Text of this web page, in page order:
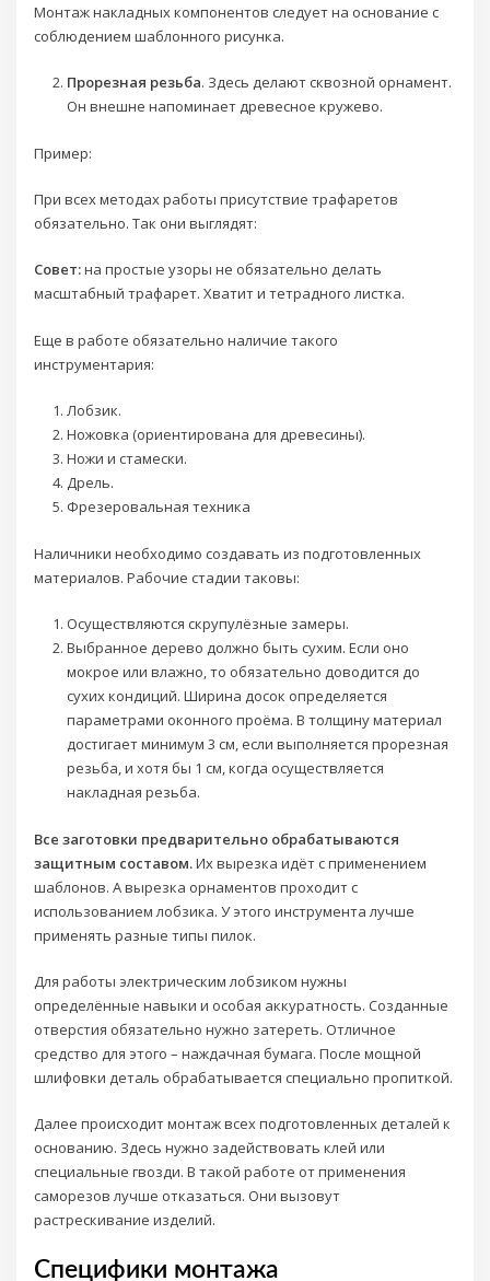
Монтаж накладных компонентов следует на основание с
соблюдением шаблонного рисунка.
Прорезная резьба. Здесь делают сквозной орнамент.
Он внешне напоминает древесное кружево.
Пример:
При всех методах работы присутствие трафаретов
обязательно. Так они выглядят:
Совет:на простые узоры не обязательно делать
масштабный трафарет. Хватит и тетрадного листка.
Еще в работе обязательно наличие такого
инструментария:
Лобзик.
Ножовка (ориентирована для древесины).
Ножи и стамески.
Дрель.
Фрезеровальная техника
Наличники необходимо создавать из подготовленных
материалов. Рабочие стадии таковы:
Осуществляются скрупулёзные замеры.
Выбранное дерево должно быть сухим. Если оно
мокрое или влажно, то обязательно доводится до
сухих кондиций. Ширина досок определяется
параметрами оконного проёма. В толщину материал
достигает минимум 3 см, если выполняется прорезная
резьба, и хотя бы 1 см, когда осуществляется
накладная резьба.
Все заготовки предварительно обрабатываются
защитным составом.Их вырезка идёт с применением
шаблонов. А вырезка орнаментов проходит с
использованием лобзика. У этого инструмента лучше
применять разные типы пилок.
Для работы электрическим лобзиком нужны
определённые навыки и особая аккуратность. Созданные
отверстия обязательно нужно затереть. Отличное
средство для этого – наждачная бумага. После мощной
шлифовки деталь обрабатывается специально пропиткой.
Далее происходит монтаж всех подготовленных деталей к
основанию. Здесь нужно задействовать клей или
специальные гвозди. В такой работе от применения
саморезов лучше отказаться. Они вызовут
растрескивание изделий.
Специфики монтажа